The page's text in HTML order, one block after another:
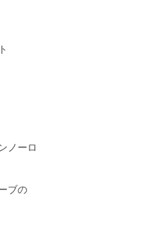
ヌ
ノーロ
ブの